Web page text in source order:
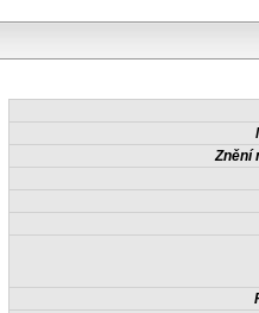
Znění